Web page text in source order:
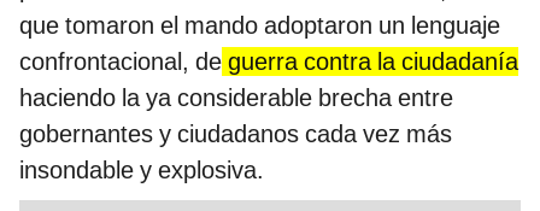
que tomaron el mando adoptaron un lenguaje
confrontacional, de guerra contra la ciudadanía
haciendo la ya considerable brecha entre
gobernantes y ciudadanos cada vez más
insondable y explosiva.